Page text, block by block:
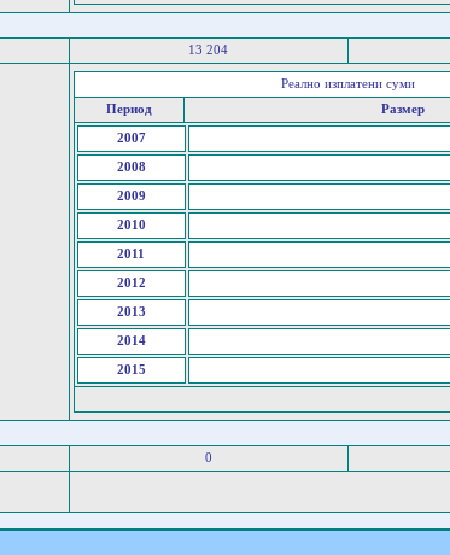
13 204
Реално изплатени суми
Период
Размер
2007
2008
2009
2010
2011
2012
2013
2014
2015
0